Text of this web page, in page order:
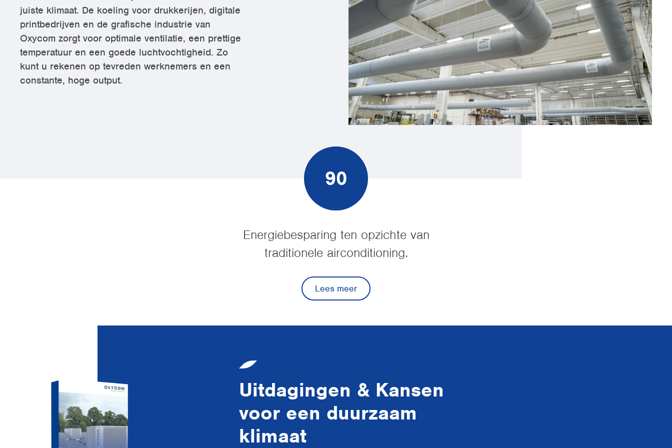
juiste klimaat. De koeling voor drukkerijen, digitale
printbedrijven en de grafische industrie van
Oxycom zorgt voor optimale ventilatie, een prettige
temperatuur en een goede luchtvochtigheid. Zo
kunt u rekenen op tevreden werknemers en een
constante, hoge output.
90
Energiebesparing ten opzichte van
traditionele airconditioning.
Lees meer
Uitdagingen & Kansen
voor een duurzaam
klimaat